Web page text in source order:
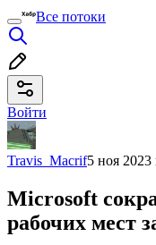
Все потоки
Войти
Travis_Macrif5 ноя 2023
Microsoft
рабочих мест